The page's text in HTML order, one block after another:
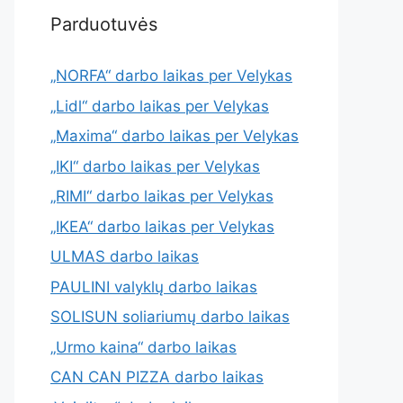
Parduotuvės
„NORFA“ darbo laikas per Velykas
„Lidl“ darbo laikas per Velykas
„Maxima“ darbo laikas per Velykas
„IKI“ darbo laikas per Velykas
„RIMI“ darbo laikas per Velykas
„IKEA“ darbo laikas per Velykas
ULMAS darbo laikas
PAULINI valyklų darbo laikas
SOLISUN soliariumų darbo laikas
„Urmo kaina“ darbo laikas
CAN CAN PIZZA darbo laikas